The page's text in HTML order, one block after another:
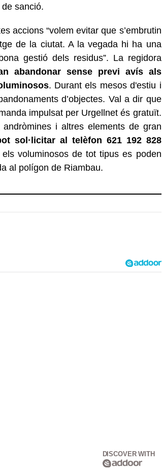
sanció.
accions “volem evitar que s’embrutin
de la ciutat. A la vegada hi ha una
gestió dels residus”. La regidora
abandonar sense previ avís als
. Durant els mesos d'estiu i
d’objectes. Val a dir que
impulsat per Urgellnet és gratuït.
andròmines i altres elements de gran
sol·licitar al telèfon 621 192 828
els voluminosos de tot tipus es poden
al polígon de Riambau.
DISCOVER WITH